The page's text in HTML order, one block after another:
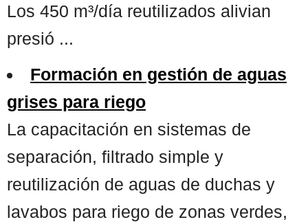
Los 450 m³/día reutilizados alivian
presió ...
Formación en gestión de aguas
grises para riego
La capacitación en sistemas de
separación, filtrado simple y
reutilización de aguas de duchas y
lavabos para riego de zonas verdes,